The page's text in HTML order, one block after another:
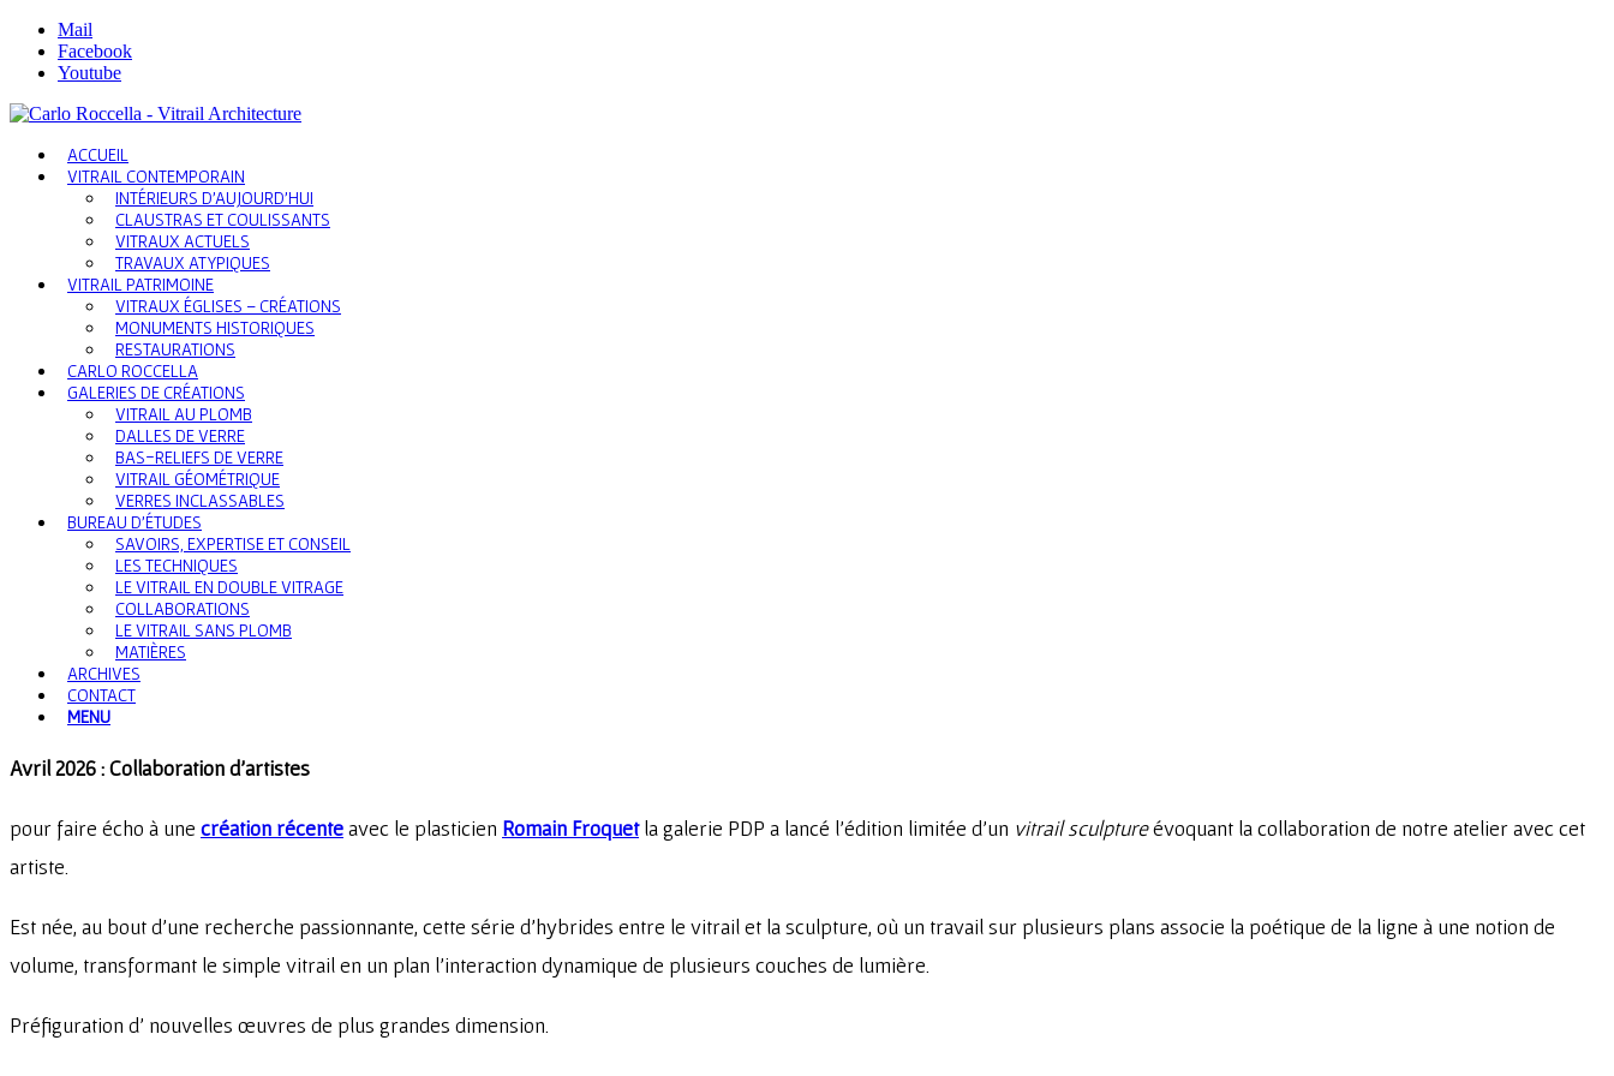
Mail
Facebook
Youtube
ACCUEIL
VITRAIL CONTEMPORAIN
INTÉRIEURS D’AUJOURD’HUI
CLAUSTRAS ET COULISSANTS
VITRAUX ACTUELS
TRAVAUX ATYPIQUES
VITRAIL PATRIMOINE
VITRAUX ÉGLISES – CRÉATIONS
MONUMENTS HISTORIQUES
RESTAURATIONS
CARLO ROCCELLA
GALERIES DE CRÉATIONS
VITRAIL AU PLOMB
DALLES DE VERRE
BAS-RELIEFS DE VERRE
VITRAIL GÉOMÉTRIQUE
VERRES INCLASSABLES
BUREAU D’ÉTUDES
SAVOIRS, EXPERTISE ET CONSEIL
LES TECHNIQUES
LE VITRAIL EN DOUBLE VITRAGE
COLLABORATIONS
LE VITRAIL SANS PLOMB
MATIÈRES
ARCHIVES
CONTACT
MENU
Avril 2026 : Collaboration d’artistes
pour faire écho à une création récenteavec le plasticien Romain Froquetla galerie PDP a lancé l’édition limitée d’un vitrail sculptureévoquant la collaboration de notre atelier avec cet
artiste.
Est née, au bout d’une recherche passionnante, cette série d’hybrides entre le vitrail et la sculpture, où un travail sur plusieurs plans associe la poétique de la ligne à une notion de
volume, transformant le simple vitrail en un plan l’interaction dynamique de plusieurs couches de lumière.
Préfiguration d’ nouvelles œuvres de plus grandes dimension.